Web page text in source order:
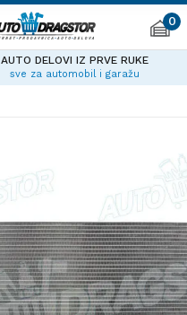
0
AUTO DELOVI IZ PRVE RUKE
sve za automobil i garažu